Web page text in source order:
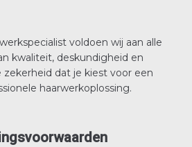
voldoen wij aan alle
kwaliteit, deskundigheid en
dat je kiest voor een
haarwerkoplossing.